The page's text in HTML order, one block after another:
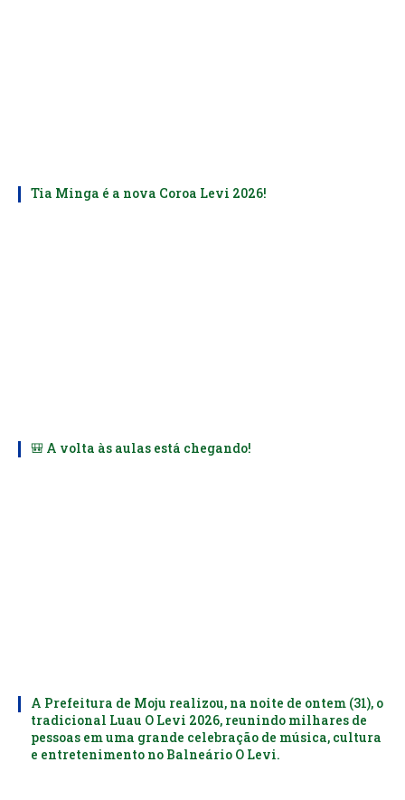
Tia Minga é a nova Coroa Levi 2026!
🎒 A volta às aulas está chegando!
A Prefeitura de Moju realizou, na noite de ontem (31), o
tradicional Luau O Levi 2026, reunindo milhares de
pessoas em uma grande celebração de música, cultura
e entretenimento no Balneário O Levi.